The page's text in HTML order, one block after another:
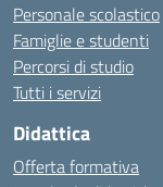
Personale scolastico
Famiglie e studenti
Percorsi di studio
Tutti i servizi
Didattica
Offerta formativa